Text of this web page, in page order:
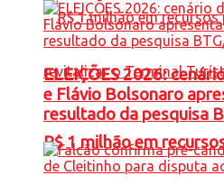
R$ 1 milhão em
ELEIÇÕES 2026:
e Flávio Bolsonaro
resultado da pesquisa